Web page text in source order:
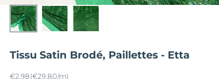
Tissu Satin Brodé, Paillettes - Etta
Prix remisé
€2,98(€29,80/m)